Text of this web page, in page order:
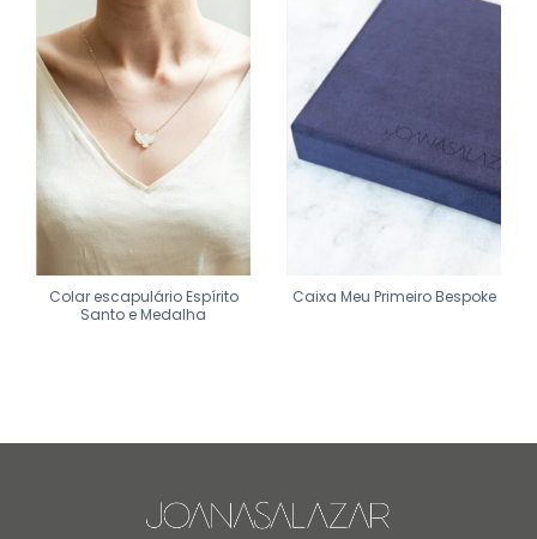
Colar escapulário Espírito
Santo e Medalha
Caixa Meu Primeiro Bespoke